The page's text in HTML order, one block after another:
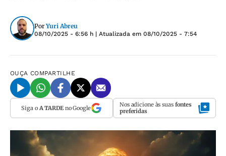
Por Yuri Abreu
08/10/2025 - 6:56 h | Atualizada em 08/10/2025 - 7:54
OUÇA COMPARTILHE
Siga o A TARDEno Google Nos adicione às suas fontes
preferidas